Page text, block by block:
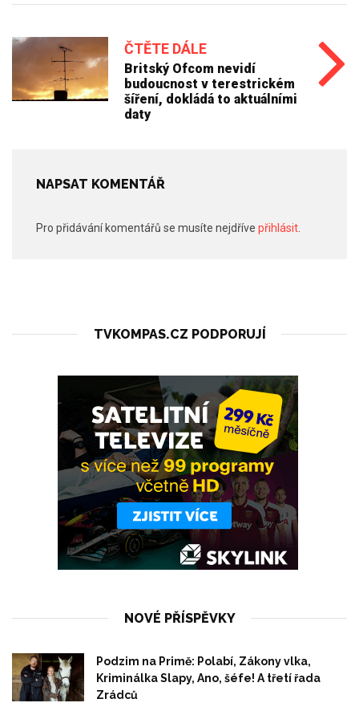
ČTĚTE DÁLE
Britský Ofcom nevidí
budoucnost v terestrickém
šíření, dokládá to aktuálními
daty
NAPSAT KOMENTÁŘ
Pro přidávání komentářů se musíte nejdříve přihlásit
TVKOMPAS.CZ PODPORUJÍ
NOVÉ PŘÍSPĚVKY
Podzim na Primě: Polabí, Zákony vlka,
Kriminálka Slapy, Ano, šéfe! A třetí řada
Zrádců